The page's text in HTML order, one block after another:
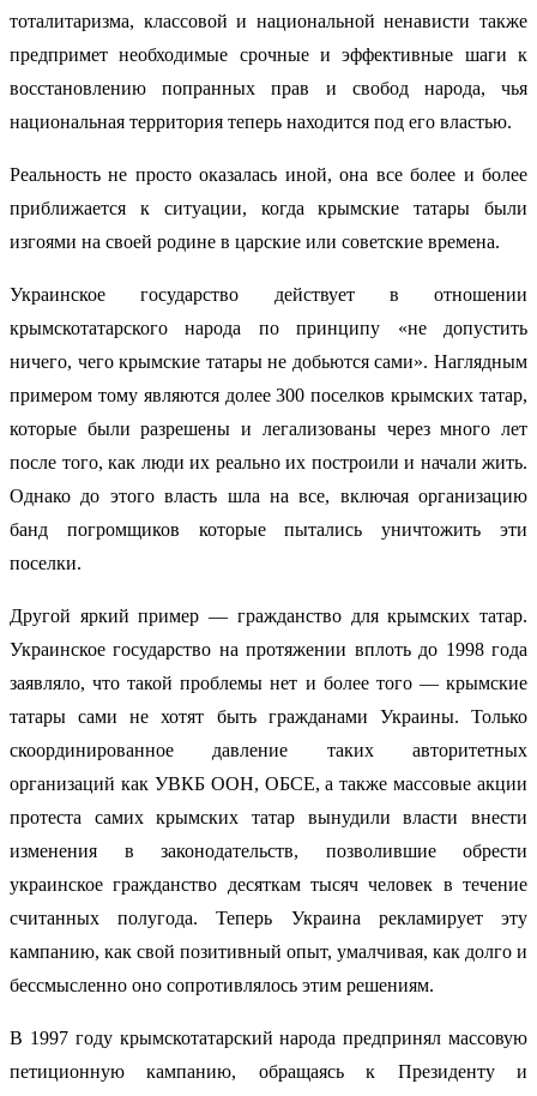
тоталитаризма, классовой и национальной ненависти также
предпримет необходимые срочные и эффективные шаги к
восстановлению попранных прав и свобод народа, чья
национальная территория теперь находится под его властью.
Реальность не просто оказалась иной, она все более и более
приближается к ситуации, когда крымские татары были
изгоями на своей родине в царские или советские времена.
Украинское государство действует в отношении
крымскотатарского народа по принципу «не допустить
ничего, чего крымские татары не добьются сами». Наглядным
примером тому являются долее 300 поселков крымских татар,
которые были разрешены и легализованы через много лет
после того, как люди их реально их построили и начали жить.
Однако до этого власть шла на все, включая организацию
банд погромщиков которые пытались уничтожить эти
поселки.
Другой яркий пример — гражданство для крымских татар.
Украинское государство на протяжении вплоть до 1998 года
заявляло, что такой проблемы нет и более того — крымские
татары сами не хотят быть гражданами Украины. Только
скоординированное давление таких авторитетных
организаций как УВКБ ООН, ОБСЕ, а также массовые акции
протеста самих крымских татар вынудили власти внести
изменения в законодательств, позволившие обрести
украинское гражданство десяткам тысяч человек в течение
считанных полугода. Теперь Украина рекламирует эту
кампанию, как свой позитивный опыт, умалчивая, как долго и
бессмысленно оно сопротивлялось этим решениям.
В 1997 году крымскотатарский народа предпринял массовую
петиционную кампанию, обращаясь к Президенту и